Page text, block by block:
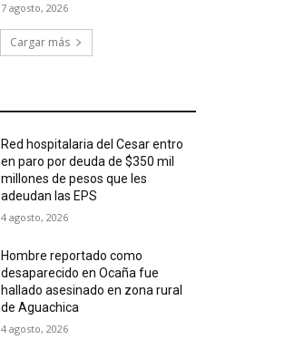
7 agosto, 2026
Cargar más
Red hospitalaria del Cesar entro
en paro por deuda de $350 mil
millones de pesos que les
adeudan las EPS
4 agosto, 2026
Hombre reportado como
desaparecido en Ocaña fue
hallado asesinado en zona rural
de Aguachica
4 agosto, 2026